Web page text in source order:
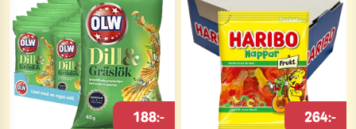
188:- 264:-